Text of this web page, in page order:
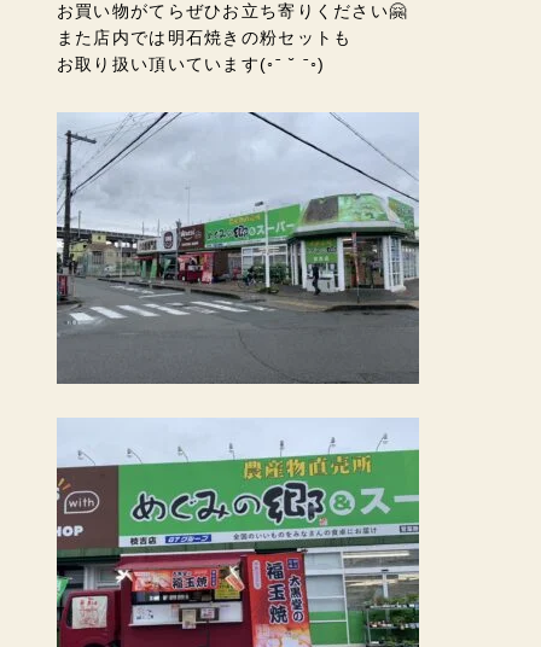
お買い物がてらぜひお立ち寄りください🤗
また店内では 明石焼きの粉セットも
お取り扱い頂いています(◦ˉ ˘ ˉ◦)